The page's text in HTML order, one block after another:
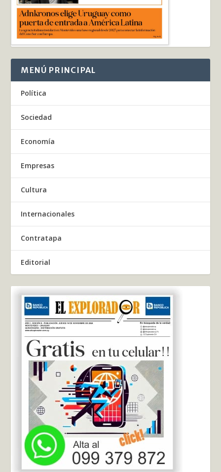
MENÚ PRINCIPAL
Política
Sociedad
Economía
Empresas
Cultura
Internacionales
Contratapa
Editorial